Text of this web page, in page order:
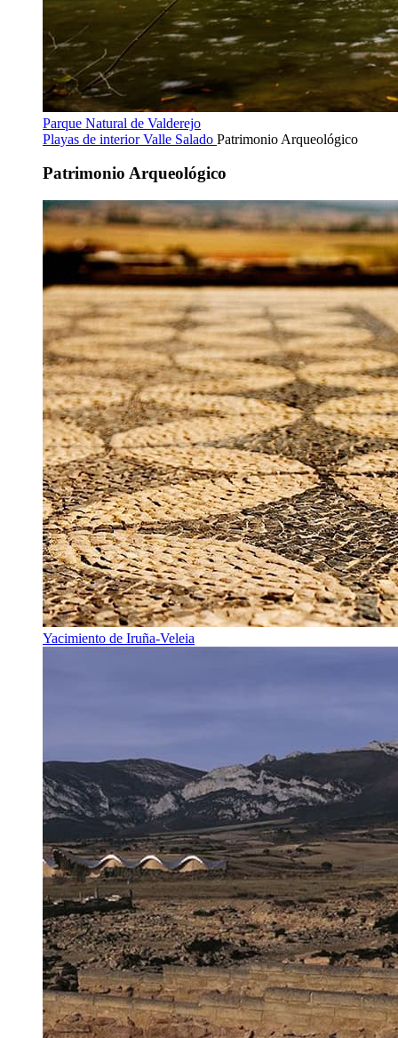
Parque Natural de Valderejo
Playas de interiorValle Salado Patrimonio Arqueológico
Patrimonio Arqueológico
Yacimiento de Iruña-Veleia